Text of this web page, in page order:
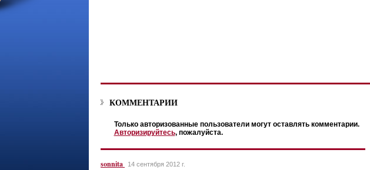
КОММЕНТАРИИ
Только авторизованные пользователи могут оставлять комментарии.
Авторизируйтесь, пожалуйста.
sonnita 14 сентября 2012 г.